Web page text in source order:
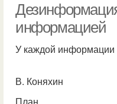
Дезинформация
информацией
У каждой
В. Коняхин